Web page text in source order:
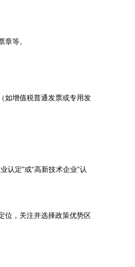
等。
如增值税普通发票或专用发
认定”或“高新技术企业”认
位，关注并选择政策优势区